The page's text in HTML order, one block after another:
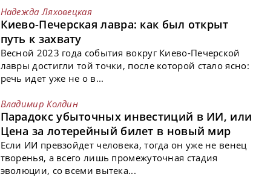
Надежда Ляховецкая
Киево-Печерская лавра: как был открыт
путь к захвату
Весной 2023 года события вокруг Киево-Печерской
лавры достигли той точки, после которой стало ясно:
речь идет уже не о в...
Владимир Колдин
Парадокс убыточных инвестиций в ИИ, или
Цена за лотерейный билет в новый мир
Если ИИ превзойдет человека, тогда он уже не венец
творенья, а всего лишь промежуточная стадия
эволюции, со всеми вытека...